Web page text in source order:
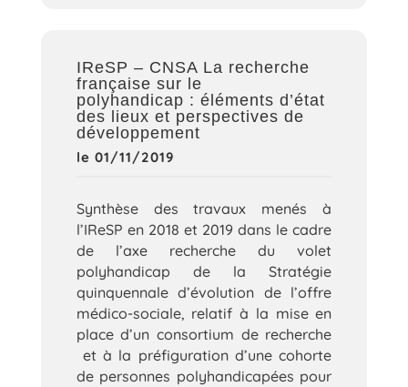
IReSP – CNSA La recherche
française sur le
polyhandicap : éléments d’état
des lieux et perspectives de
développement
le 01/11/2019
Synthèse des travaux menés à
l’IReSP en 2018 et 2019 dans le cadre
de l’axe recherche du volet
polyhandicap de la Stratégie
quinquennale d’évolution de l’offre
médico-sociale, relatif à la mise en
place d’un consortium de recherche
et à la préfiguration d’une cohorte
de personnes polyhandicapées pour